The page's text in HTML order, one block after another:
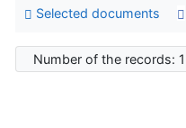
Selected documents
Number of the records: 1